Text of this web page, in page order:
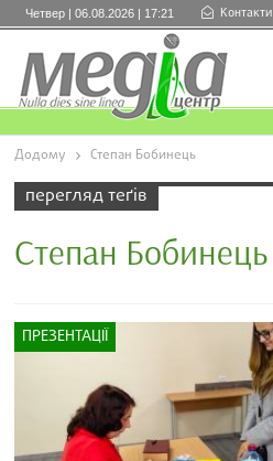
Четвер | 06.08.2026 | 17:21 Контакти
Додому Степан Бобинець
перегляд теґів
Степан Бобинець
ПРЕЗЕНТАЦІЇ